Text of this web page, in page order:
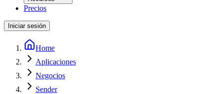
Precios
Iniciar sesión
Home
Aplicaciones
Negocios
Sender